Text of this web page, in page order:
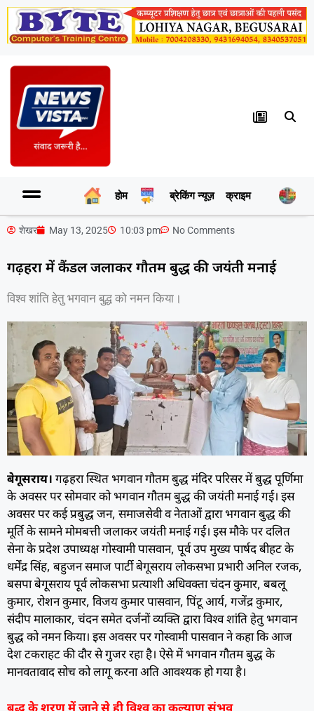
होम ब्रेकिंग न्यूज़ क्राइम
शेखर May 13, 2025 10:03 pm No Comments
गढ़हरा में कैंडल जलाकर गौतम बुद्ध की जयंती मनाई
विश्व शांति हेतु भगवान बुद्ध को नमन किया।
बेगूसराय। गढ़हरा स्थित भगवान गौतम बुद्ध मंदिर परिसर में बुद्ध पूर्णिमा
के अवसर पर सोमवार को भगवान गौतम बुद्ध की जयंती मनाई गई। इस
अवसर पर कई प्रबुद्ध जन, समाजसेवी व नेताओं द्वारा भगवान बुद्ध की
मूर्ति के सामने मोमबत्ती जलाकर जयंती मनाई गई। इस मौके पर दलित
सेना के प्रदेश उपाध्यक्ष गोस्वामी पासवान, पूर्व उप मुख्य पार्षद बीहट के
धर्मेंद्र सिंह, बहुजन समाज पार्टी बेगूसराय लोकसभा प्रभारी अनिल रजक,
बसपा बेगूसराय पूर्व लोकसभा प्रत्याशी अधिवक्ता चंदन कुमार, बबलू
कुमार, रोशन कुमार, विजय कुमार पासवान, पिंटू आर्य, गजेंद्र कुमार,
संदीप मालाकार, चंदन समेत दर्जनों व्यक्ति द्वारा विश्व शांति हेतु भगवान
बुद्ध को नमन किया। इस अवसर पर गोस्वामी पासवान ने कहा कि आज
देश टकराहट की दौर से गुजर रहा है। ऐसे में भगवान गौतम बुद्ध के
मानवतावाद सोच को लागू करना अति आवश्यक हो गया है।
बुद्ध के शरण में जाने से ही विश्व का कल्याण संभव